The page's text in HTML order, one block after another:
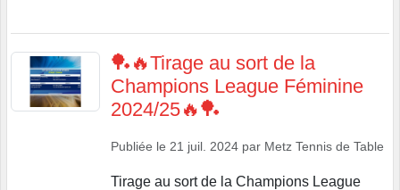
🏓🔥Tirage au sort de la
Champions League Féminine
2024/25🔥🏓
Publiée le 21 juil. 2024 par Metz Tennis de Table
Tirage au sort de la Champions League